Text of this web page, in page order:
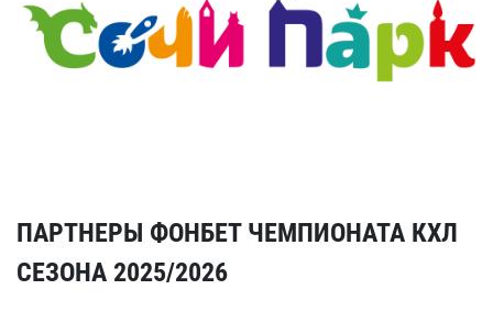
ПАРТНЕРЫ ФОНБЕТ ЧЕМПИОНАТА КХЛ
СЕЗОНА 2025/2026